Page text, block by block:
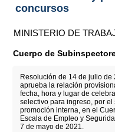
concursos
MINISTERIO DE
Cuerpo de
Resolución de 14 de julio de
aprueba la relación
fecha, hora y lugar de
selectivo para ingreso, por
promoción interna, en el
Escala de Empleo y
7 de mayo de 2021.